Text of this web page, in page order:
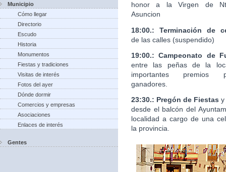
Municipio
Cómo llegar
Directorio
Escudo
Historia
Monumentos
Fiestas y tradiciones
Visitas de interés
Fotos del ayer
Dónde dormir
Comercios y empresas
Asociaciones
Enlaces de interés
Gentes
honor a la Virgen de
Asuncion
18:00.: Terminación de
de las calles (suspendido)
19:00.: Campeonato de
entre las peñas de la
importantes premios
ganadores.
23:30.: Pregón de Fiestas y
desde el balcón del
localidad a cargo de una
la provincia.